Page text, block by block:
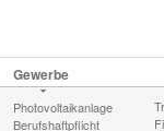
Gewerbe
Photovoltaikanlage
Berufshaftpflicht